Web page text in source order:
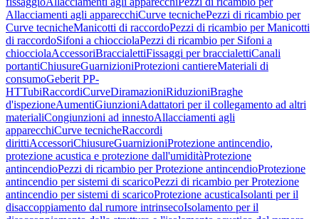
Allacciamenti agli apparecchiCurve tecnichePezzi di ricambio per
Curve tecnicheManicotti di raccordoPezzi di ricambio per Manicotti
di raccordoSifoni a chiocciolaPezzi di ricambio per Sifoni a
chiocciolaAccessoriBraccialettiFissaggi per braccialettiCanali
portantiChiusureGuarnizioniProtezioni cantiereMateriali di
consumoGeberit PP-
HTTubiRaccordiCurveDiramazioniRiduzioniBraghe
d'ispezioneAumentiGiunzioniAdattatori per il collegamento ad altri
materialiCongiunzioni ad innestoAllacciamenti agli
apparecchiCurve tecnicheRaccordi
dirittiAccessoriChiusureGuarnizioniProtezione antincendio,
protezione acustica e protezione dall'umiditàProtezione
antincendioPezzi di ricambio per Protezione antincendioProtezione
antincendio per sistemi di scaricoPezzi di ricambio per Protezione
antincendio per sistemi di scaricoProtezione acusticaIsolanti per il
disaccoppiamento dal rumore intrinsecoIsolamento per il